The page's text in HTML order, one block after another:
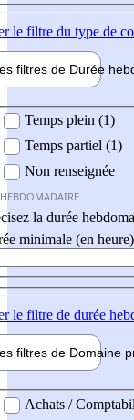
le filtre du type de
filtres de Durée
Temps plein (1)
Temps partiel (1)
Non renseignée
la durée
minimale (en heure)
le filtre de durée
filtres de Domaine
professionel
Achats /